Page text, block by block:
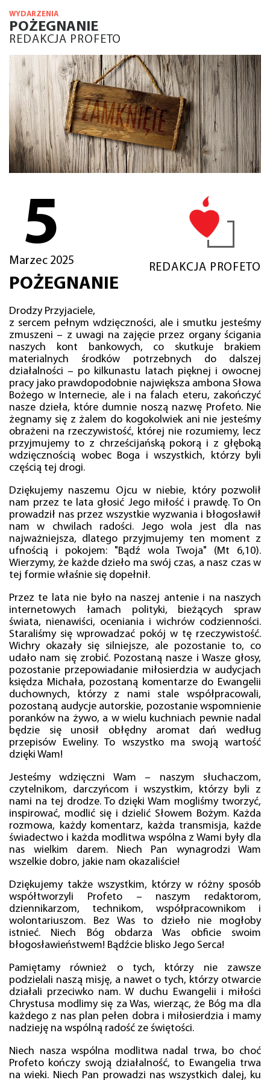
WYDARZENIA
POŻEGNANIE
REDAKCJA PROFETO
5
Marzec 2025
REDAKCJA PROFETO
POŻEGNANIE
Drodzy Przyjaciele,
z sercem pełnym wdzięczności, ale i smutku jesteśmy
zmuszeni – z uwagi na zajęcie przez organy ścigania
naszych kont bankowych, co skutkuje brakiem
materialnych środków potrzebnych do dalszej
działalności – po kilkunastu latach pięknej i owocnej
pracy jako prawdopodobnie największa ambona Słowa
Bożego w Internecie, ale i na falach eteru, zakończyć
nasze dzieła, które dumnie noszą nazwę Profeto. Nie
żegnamy się z żalem do kogokolwiek ani nie jesteśmy
obrażeni na rzeczywistość, której nie rozumiemy, lecz
przyjmujemy to z chrześcijańską pokorą i z głęboką
wdzięcznością wobec Boga i wszystkich, którzy byli
częścią tej drogi.
Dziękujemy naszemu Ojcu w niebie, który pozwolił
nam przez te lata głosić Jego miłość i prawdę. To On
prowadził nas przez wszystkie wyzwania i błogosławił
nam w chwilach radości. Jego wola jest dla nas
najważniejsza, dlatego przyjmujemy ten moment z
ufnością i pokojem: "Bądź wola Twoja" (Mt 6,10).
Wierzymy, że każde dzieło ma swój czas, a nasz czas w
tej formie właśnie się dopełnił.
Przez te lata nie było na naszej antenie i na naszych
internetowych łamach polityki, bieżących spraw
świata, nienawiści, oceniania i wichrów codzienności.
Staraliśmy się wprowadzać pokój w tę rzeczywistość.
Wichry okazały się silniejsze, ale pozostanie to, co
udało nam się zrobić. Pozostaną nasze i Wasze głosy,
pozostanie przepowiadanie miłosierdzia w audycjach
księdza Michała, pozostaną komentarze do Ewangelii
duchownych, którzy z nami stale współpracowali,
pozostaną audycje autorskie, pozostanie wspomnienie
poranków na żywo, a w wielu kuchniach pewnie nadal
będzie się unosił obłędny aromat dań według
przepisów Eweliny. To wszystko ma swoją wartość
dzięki Wam!
Jesteśmy wdzięczni Wam – naszym słuchaczom,
czytelnikom, darczyńcom i wszystkim, którzy byli z
nami na tej drodze. To dzięki Wam mogliśmy tworzyć,
inspirować, modlić się i dzielić Słowem Bożym. Każda
rozmowa, każdy komentarz, każda transmisja, każde
świadectwo i każda modlitwa wspólna z Wami były dla
nas wielkim darem. Niech Pan wynagrodzi Wam
wszelkie dobro, jakie nam okazaliście!
Dziękujemy także wszystkim, którzy w różny sposób
współtworzyli Profeto – naszym redaktorom,
dziennikarzom, technikom, współpracownikom i
wolontariuszom. Bez Was to dzieło nie mogłoby
istnieć. Niech Bóg obdarza Was obficie swoim
błogosławieństwem! Bądźcie blisko Jego Serca!
Pamiętamy również o tych, którzy nie zawsze
podzielali naszą misję, a nawet o tych, którzy otwarcie
działali przeciwko nam. W duchu Ewangelii i miłości
Chrystusa modlimy się za Was, wierząc, że Bóg ma dla
każdego z nas plan pełen dobra i miłosierdzia i mamy
nadzieję na wspólną radość ze świętości.
Niech nasza wspólna modlitwa nadal trwa, bo choć
Profeto kończy swoją działalność, to Ewangelia trwa
na wieki. Niech Pan prowadzi nas wszystkich dalej, ku